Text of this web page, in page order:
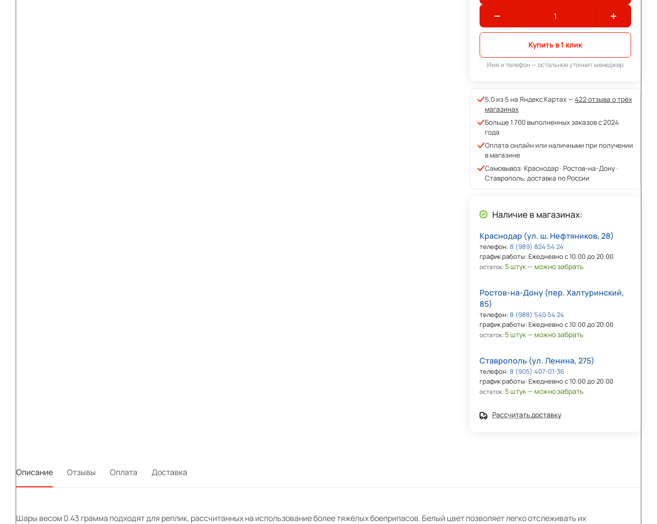
Купить в 1 клик
Имя и телефон — остальное уточнит менеджер
5,0 из 5 на Яндекс.Картах — 422 отзыва о трёх
магазинах
Больше 1 700 выполненных заказов с 2024
года
Оплата онлайн или наличными при получении
в магазине
Самовывоз: Краснодар · Ростов-на-Дону ·
Ставрополь, доставка по России
Наличие в магазинах:
Краснодар (ул. ш. Нефтяников, 28)
телефон: 8 (989) 824 54 24
график работы: Ежедневно с 10:00 до 20:00
остаток: 5 штук — можно забрать
Ростов-на-Дону (пер. Халтуринский,
85)
телефон: 8 (988) 540 54 24
график работы: Ежедневно с 10:00 до 20:00
остаток: 5 штук — можно забрать
Ставрополь (ул. Ленина, 275)
телефон: 8 (905) 407-01-36
график работы: Ежедневно с 10:00 до 20:00
остаток: 5 штук — можно забрать
Рассчитать доставку
Описание Отзывы Оплата Доставка
Шары весом 0.43 грамма подходят для реплик, рассчитанных на использование более тяжёлых боеприпасов. Белый цвет позволяет легко отслеживать их